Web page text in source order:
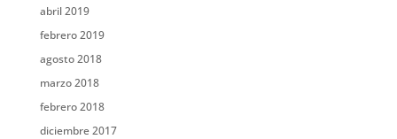
abril 2019
febrero 2019
agosto 2018
marzo 2018
febrero 2018
diciembre 2017